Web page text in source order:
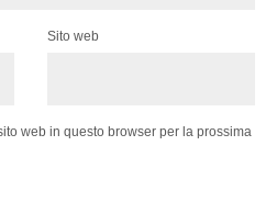
Sito web
web in questo browser per la prossima